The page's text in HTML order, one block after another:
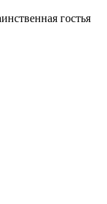
гостья